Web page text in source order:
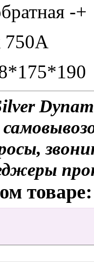
-+
750А
товаре: